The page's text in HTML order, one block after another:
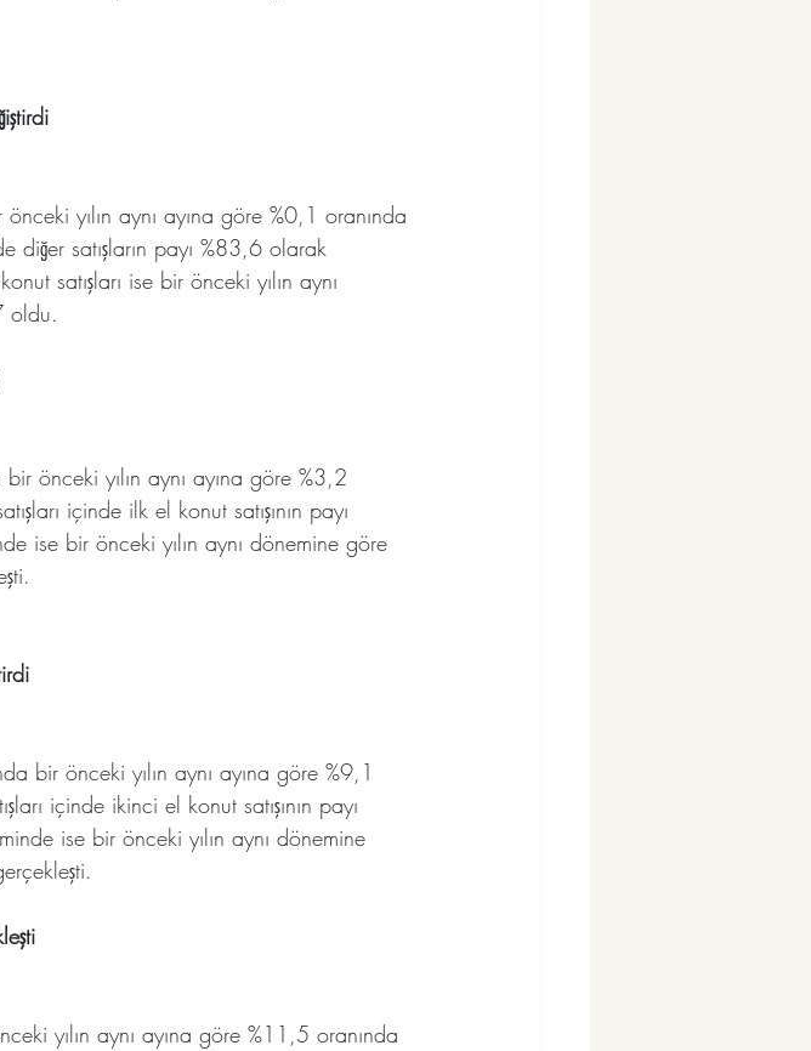
yılın aynı ayına göre %0,1 oranında
satışların payı %83,6 olarak
satışları ise bir önceki yılın aynı
oldu.
önceki yılın aynı ayına göre %3,2
içinde ilk el konut satışının payı
ise bir önceki yılın aynı dönemine göre
bir önceki yılın aynı ayına göre %9,1
içinde ikinci el konut satışının payı
ise bir önceki yılın aynı dönemine
yılın aynı ayına göre %11,5 oranında